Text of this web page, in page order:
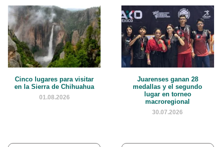
Cinco lugares para visitar
en la Sierra de Chihuahua
01.08.2026
Juarenses ganan 28
medallas y el segundo
lugar en torneo
macroregional
30.07.2026